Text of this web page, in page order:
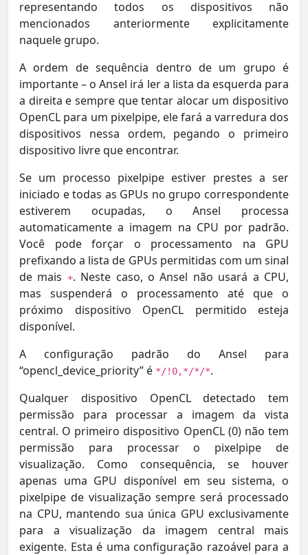
representando todos os dispositivos não
mencionados anteriormente explicitamente
naquele grupo.
A ordem de sequência dentro de um grupo é
importante – o Ansel irá ler a lista da esquerda para
a direita e sempre que tentar alocar um dispositivo
OpenCL para um pixelpipe, ele fará a varredura dos
dispositivos nessa ordem, pegando o primeiro
dispositivo livre que encontrar.
Se um processo pixelpipe estiver prestes a ser
iniciado e todas as GPUs no grupo correspondente
estiverem ocupadas, o Ansel processa
automaticamente a imagem na CPU por padrão.
Você pode forçar o processamento na GPU
prefixando a lista de GPUs permitidas com um sinal
de mais +. Neste caso, o Ansel não usará a CPU,
mas suspenderá o processamento até que o
próximo dispositivo OpenCL permitido esteja
disponível.
A configuração padrão do Ansel para
“opencl_device_priority” é */!0,*/*/*.
Qualquer dispositivo OpenCL detectado tem
permissão para processar a imagem da vista
central. O primeiro dispositivo OpenCL (0) não tem
permissão para processar o pixelpipe de
visualização. Como consequência, se houver
apenas uma GPU disponível em seu sistema, o
pixelpipe de visualização sempre será processado
na CPU, mantendo sua única GPU exclusivamente
para a visualização da imagem central mais
exigente. Esta é uma configuração razoável para a